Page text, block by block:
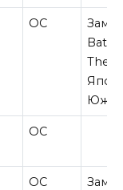
ОС
ОС
ОС